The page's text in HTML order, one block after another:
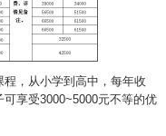
，从小学到高中，每年收
享受3000~5000元不等的优